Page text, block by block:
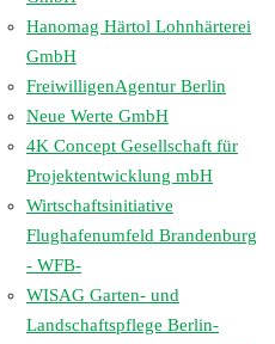
Hanomag Härtol Lohnhärterei
GmbH
FreiwilligenAgentur Berlin
Neue Werte GmbH
4K Concept Gesellschaft für
Projektentwicklung mbH
Wirtschaftsinitiative
Flughafenumfeld Brandenburg
- WFB-
WISAG Garten- und
Landschaftspflege Berlin-